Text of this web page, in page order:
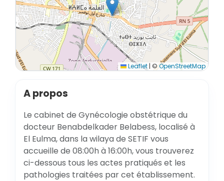
Leaflet | ©OpenStreetMap
A propos
Le cabinet de Gynécologie obstétrique du
docteur Benabdelkader Belabess, localisé à
El Eulma, dans la wilaya de SETIF vous
accueille de 08:00h à 16:00h, vous trouverez
ci-dessous tous les actes pratiqués et les
pathologies traitées par cet établissement.